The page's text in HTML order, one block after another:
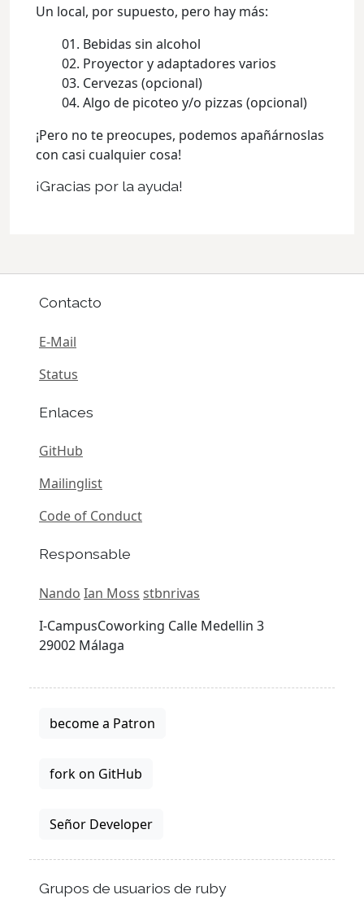
Un local, por supuesto, pero hay más:
Bebidas sin alcohol
Proyector y adaptadores varios
Cervezas (opcional)
Algo de picoteo y/o pizzas (opcional)
¡Pero no te preocupes, podemos apañárnoslas
con casi cualquier cosa!
¡Gracias por la ayuda!
Contacto
E-Mail
Status
Enlaces
GitHub
Mailinglist
Code of Conduct
Responsable
Nando Ian Moss stbnrivas
I-CampusCoworking Calle Medellin 3
29002 Málaga
become a Patron
fork on GitHub
Señor Developer
Grupos de usuarios de ruby